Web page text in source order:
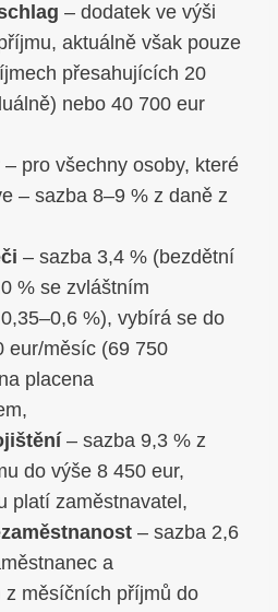
– dodatek ve výši
aktuálně však pouze
přesahujících 20
nebo 40 700 eur
– pro všechny osoby, které
– sazba 8–9 % z daně z
– sazba 3,4 % (bezdětní
% se zvláštním
%), vybírá se do
eur/měsíc (69 750
placena
– sazba 9,3 % z
do výše 8 450 eur,
platí zaměstnavatel,
– sazba 2,6
a
z měsíčních příjmů do